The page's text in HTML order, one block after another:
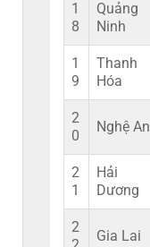
1
8
Quảng
Ninh
1
9
Thanh
Hóa
2
0
Nghệ An
2
1
Hải
Dương
2
Gia Lai